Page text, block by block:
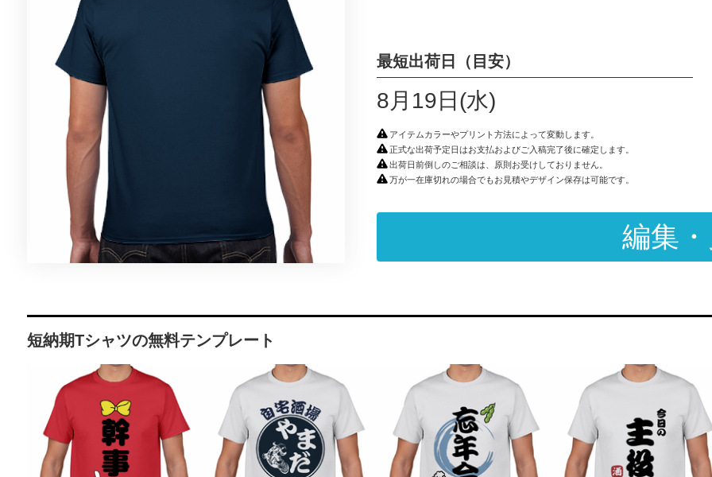
最短出荷日（目安）
8月19日(水)
アイテムカラーやプリント方法によって変動します。
正式な出荷予定日はお支払およびご入稿完了後に確定します。
出荷日前倒しのご相談は、原則お受けしておりません。
万が一在庫切れの場合でもお見積やデザイン保存は可能です。
編集
短納期Tシャツの無料テンプレート